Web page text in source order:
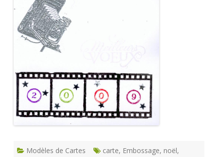
Modèles de Cartes carte, Embossage, noël,